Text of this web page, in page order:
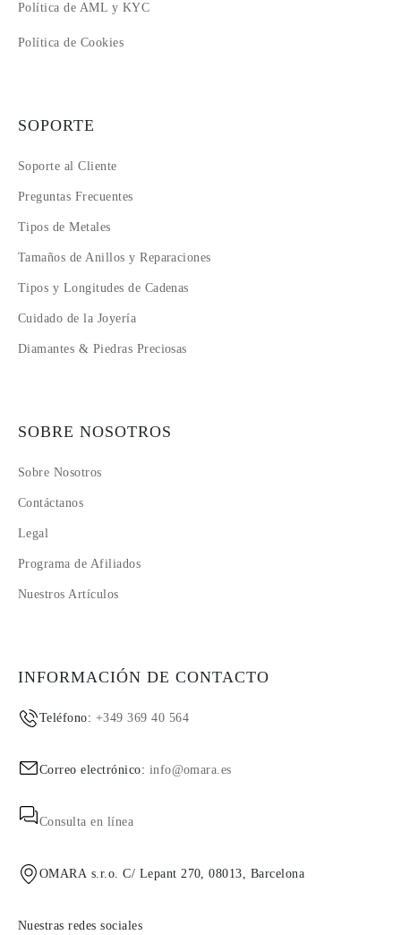
Política de AML y KYC
Política de Cookies
SOPORTE
Soporte al Cliente
Preguntas Frecuentes
Tipos de Metales
Tamaños de Anillos y Reparaciones
Tipos y Longitudes de Cadenas
Cuidado de la Joyería
Diamantes & Piedras Preciosas
SOBRE NOSOTROS
Sobre Nosotros
Contáctanos
Legal
Programa de Afiliados
Nuestros Artículos
INFORMACIÓN DE CONTACTO
Teléfono: +349 369 40 564
Correo electrónico: info@omara.es
Consulta en línea
OMARA s.r.o. C/ Lepant 270, 08013, Barcelona
Nuestras redes sociales